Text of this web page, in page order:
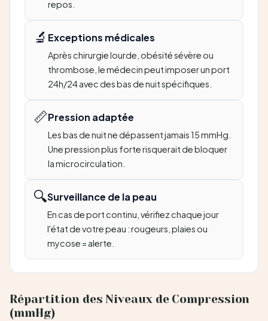
repos.
🔬 Exceptions médicales
Après chirurgie lourde, obésité sévère ou
thrombose, le médecin peut imposer un port
24h/24 avec des bas de nuit spécifiques.
📏Pression adaptée
Les bas de nuit ne dépassent jamais 15 mmHg.
Une pression plus forte risquerait de bloquer
la microcirculation.
🔍Surveillance de la peau
En cas de port continu, vérifiez chaque jour
l'état de votre peau : rougeurs, plaies ou
mycose = alerte.
Répartition des Niveaux de Compression
(mmHg)